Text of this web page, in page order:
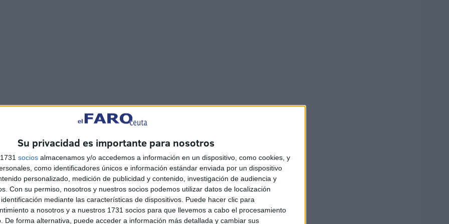
Su privacidad es importante para nosotros
socios almacenamos y/o accedemos a información en un dispositivo, como cookies, y
como identificadores únicos e información estándar enviada por un dispositivo
personalizado, medición de publicidad y contenido, investigación de audiencia y
Con su permiso, nosotros y nuestros socios podemos utilizar datos de localización
mediante las características de dispositivos. Puede hacer clic para
a nosotros y a nuestros 1731 socios para que llevemos a cabo el procesamiento
De forma alternativa, puede acceder a información más detallada y cambiar sus
un joven de Ceuta detenido a finales de mayo por
8 kilos de
hachísescondidos en las vigas del